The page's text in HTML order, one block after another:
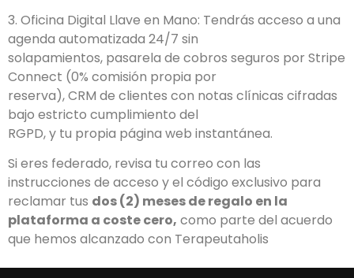
3. Oficina Digital Llave en Mano: Tendrás acceso a una
agenda automatizada 24/7 sin
solapamientos, pasarela de cobros seguros por Stripe
Connect (0% comisión propia por
reserva), CRM de clientes con notas clínicas cifradas
bajo estricto cumplimiento del
RGPD, y tu propia página web instantánea.
Si eres federado, revisa tu correo con las
instrucciones de acceso y el código exclusivo para
reclamar tus dos (2) meses de regalo en la
plataforma a coste cero, como parte del acuerdo
que hemos alcanzado con Terapeutaholis